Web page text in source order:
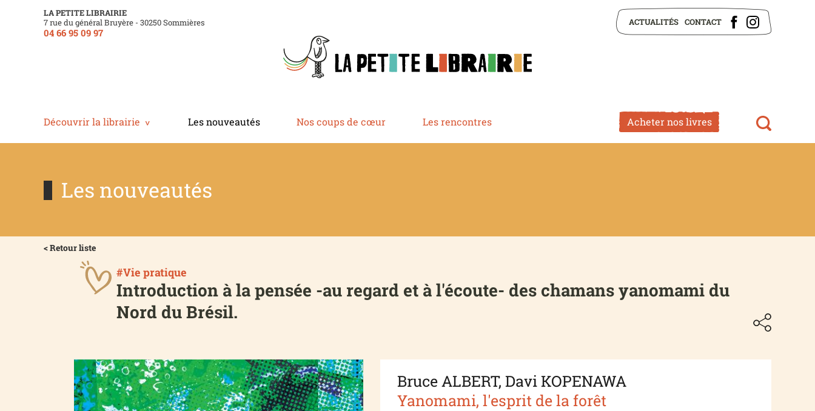
LA PETITE LIBRAIRIE
7 rue du général Bruyère - 30250 Sommières
04 66 95 09 97
ACTUALITÉS CONTACT
Découvrir la librairie Les nouveautés Nos coups de cœur Les rencontres Acheter nos livres
Les nouveautés
< Retour liste
#Vie pratique
Introduction à la pensée -au regard et à l'écoute- des chamans yanomami du
Nord du Brésil.
Bruce ALBERT, Davi KOPENAWA
Yanomami, l'esprit de la forêt